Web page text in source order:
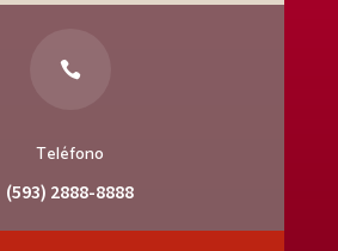

Teléfono
(593) 2888-8888